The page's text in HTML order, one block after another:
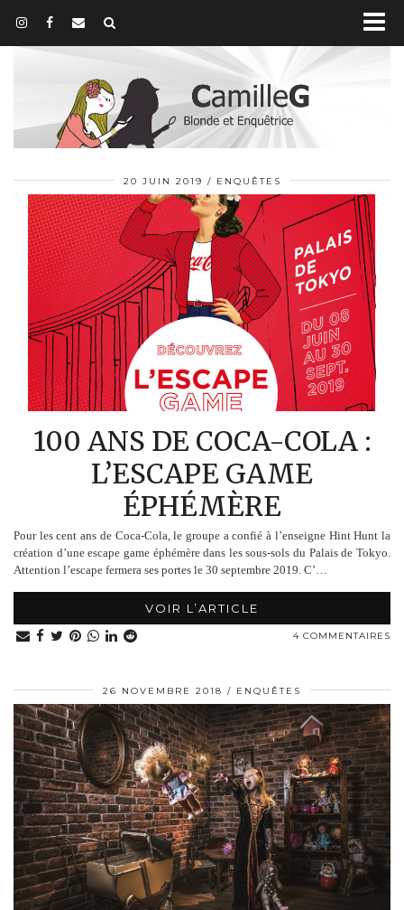
20 JUIN 2019 ENQUÊTES
100 ANS DE COCA-COLA :
L’ESCAPE GAME
ÉPHÉMÈRE
Pour les cent ans de Coca-Cola, le groupe a confié à l’enseigne Hint Hunt la
création d’une escape game éphémère dans les sous-sols du Palais de Tokyo.
Attention l’escape fermera ses portes le 30 septembre 2019. C’…
VOIR L’ARTICLE
4 COMMENTAIRES
26 NOVEMBRE 2018 ENQUÊTES